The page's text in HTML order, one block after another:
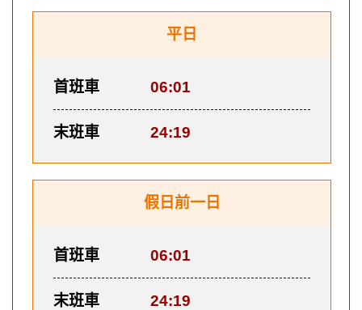
平日
首班車 06:01
末班車 24:19
假日前一日
首班車 06:01
末班車 24:19